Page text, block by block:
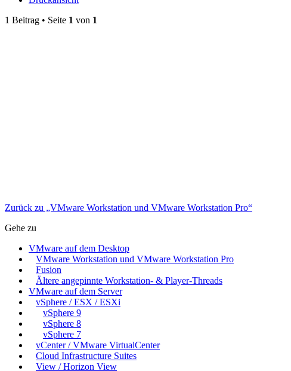
1 Beitrag • Seite 1 von 1
Zurück zu „VMware Workstation und VMware Workstation Pro“
Gehe zu
VMware auf dem Desktop
VMware Workstation und VMware Workstation Pro
Fusion
Ältere angepinnte Workstation- & Player-Threads
VMware auf dem Server
vSphere / ESX / ESXi
vSphere 9
vSphere 8
vSphere 7
vCenter / VMware VirtualCenter
Cloud Infrastructure Suites
View / Horizon View